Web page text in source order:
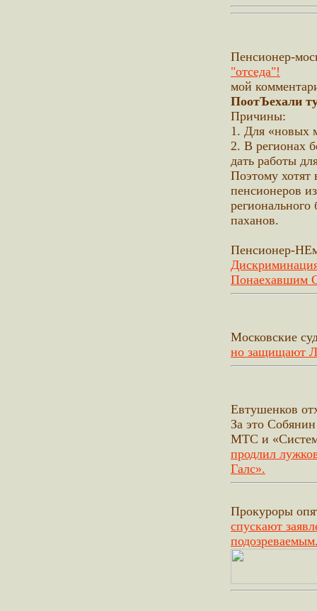
Пенсионер-
"отседа"!
мой
ПоотЪехали
Причины:
1. Для «новых
2. В регионах
дать работы
Поэтому хотят
пенсионеров
паханов.
Пенсионер-
Понаехавшим
Московские
но защищают
Евтушенков
За это
МТС и
продлил
Галс».
Прокуроры
спускают